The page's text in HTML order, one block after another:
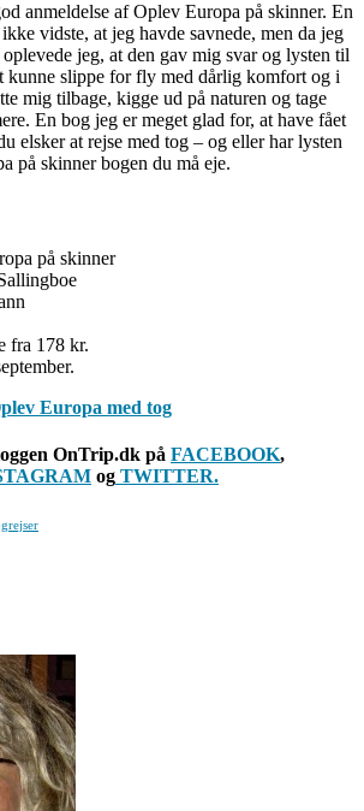
anmeldelse af Oplev Europa på skinner. En
vidste, at jeg havde savnede, men da jeg
jeg, at den gav mig svar og lysten til
kunne slippe for fly med dårlig komfort og i
mig tilbage, kigge ud på naturen og tage
En bog jeg er meget glad for, at have fået
elsker at rejse med tog – og eller har lysten
på skinner bogen du må eje.
på skinner
fra 178 kr.
OnTrip.dk på FACEBOOK,
og TWITTER.